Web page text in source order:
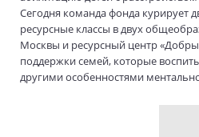
Сегодня команда фонда курирует
ресурсные классы в двух
Москвы и ресурсный центр
поддержки семей, которые
другими особенностями